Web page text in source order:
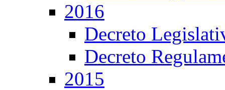
2016
Decreto
Decreto
2015